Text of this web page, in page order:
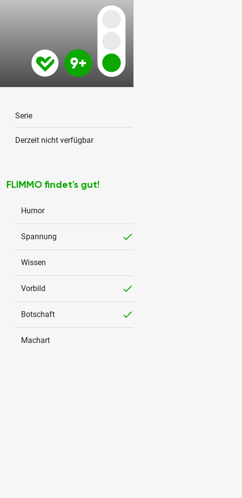
Serie
Derzeit nicht verfügbar
FLIMMO findet's gut!
Humor
Spannung checked
Wissen
Vorbild checked
Botschaft checked
Machart